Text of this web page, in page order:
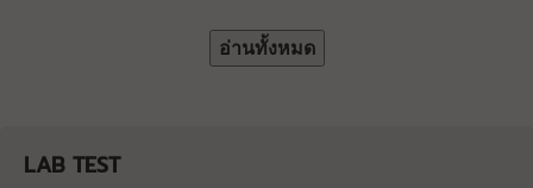
อ่านทั้งหมด
LAB TEST